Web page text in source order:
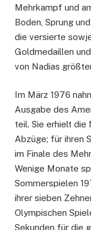
Mehrkampf und
Boden, Sprung
die versierte
Goldmedaillen
von Nadias
Im März 1976
Ausgabe des
teil. Sie erhielt die
Abzüge; für ihren
im Finale des
Wenige Monate
Sommerspielen
ihrer sieben
Olympischen
Sekunden für die